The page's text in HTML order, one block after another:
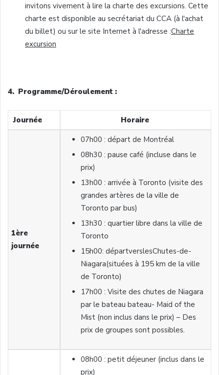
invitons vivement à lire la charte des excursions. Cette
charte est disponible au secrétariat du CCA (à l'achat
du billet) ou sur le site Internet à l'adresse :Charte
excursion
4. Programme/Déroulement :
Journée Horaire
1ère
journée
07h00 : départ de Montréal
08h30 : pause café (incluse dans le
prix)
13h00 : arrivée à Toronto (visite des
grandes artères de la ville de
Toronto par bus)
13h30 : quartier libre dans la ville de
Toronto
15h00: départverslesChutes-de-
Niagara(situées à 195 km de la ville
de Toronto)
17h00 : Visite des chutes de Niagara
par le bateau bateau- Maid of the
Mist (non inclus dans le prix) – Des
prix de groupes sont possibles.
08h00 : petit déjeuner (inclus dans le
prix)